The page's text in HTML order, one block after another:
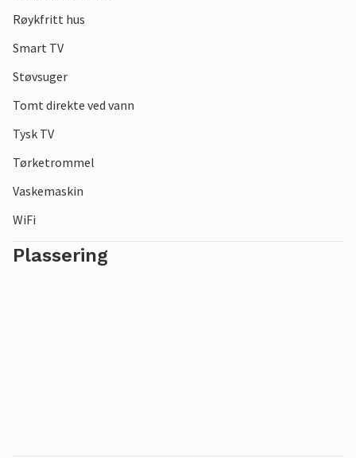
Røykfritt hus
Smart TV
Støvsuger
Tomt direkte ved vann
Tysk TV
Tørketrommel
Vaskemaskin
WiFi
Plassering